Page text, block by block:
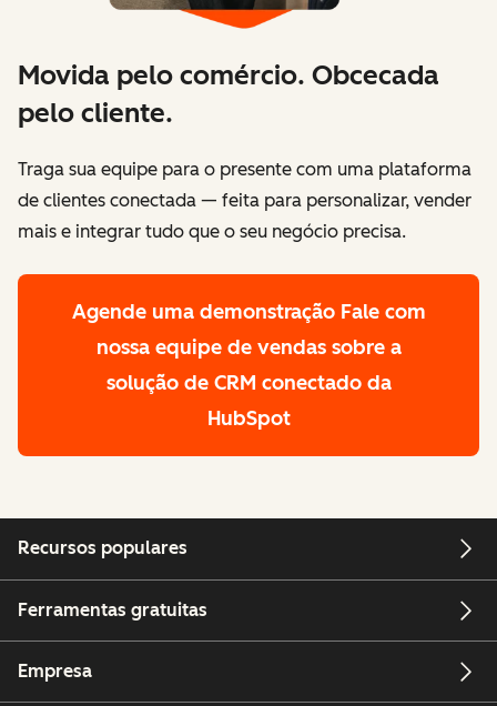
Movida pelo comércio. Obcecada
pelo cliente.
Traga sua equipe para o presente com uma plataforma
de clientes conectada — feita para personalizar, vender
mais e integrar tudo que o seu negócio precisa.
Agende uma demonstração Fale com
nossa equipe de vendas sobre a
solução de CRM conectado da
HubSpot
Recursos populares
Ferramentas gratuitas
Empresa